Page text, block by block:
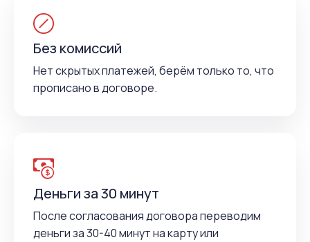
Без комиссий
Нет скрытых платежей, берём только то, что
прописано в договоре.
Деньги за 30 минут
После согласования договора переводим
деньги за 30-40 минут на карту или